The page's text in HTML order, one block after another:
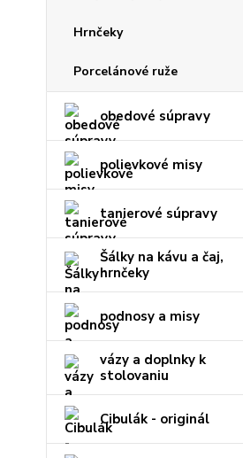
Hrnčeky
Porcelánové ruže
obedové súpravy
polievkové misy
tanierové súpravy
Šálky na kávu a čaj,
hrnčeky
podnosy a misy
vázy a doplnky k
stolovaniu
Cibulák - originál